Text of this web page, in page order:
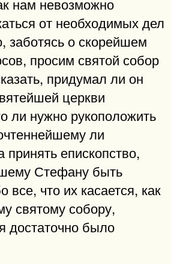
от необходимых дел
заботясь о скорейшем
просим святой собор
придумал ли он
церкви
ли нужно рукоположить
ли
принять епископство,
Стефану быть
все, что их касается, как
святому собору,
достаточно было